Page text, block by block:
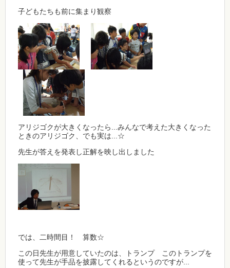
子どもたちも前に集まり観察
アリジゴクが大きくなったら...みんなで考えた大きくなった
ときのアリジゴク、でも実は...☆
先生が答えを発表し正解を映し出しました
では、二時間目！ 算数☆
この日先生が用意していたのは、トランプ このトランプを
使って先生が手品を披露してくれるというのですが...